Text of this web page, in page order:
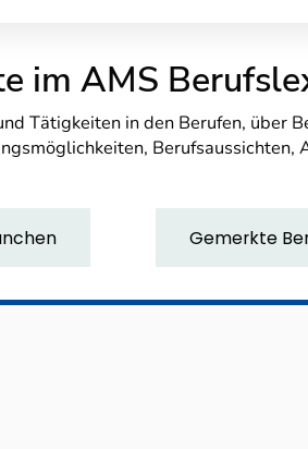
im AMS
Tätigkeiten in den Berufen, über
Berufsaussichten,
Gemerkte